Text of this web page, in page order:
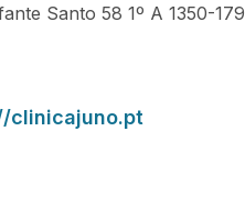
Santo 58 1º A 1350-179
clinicajuno.pt